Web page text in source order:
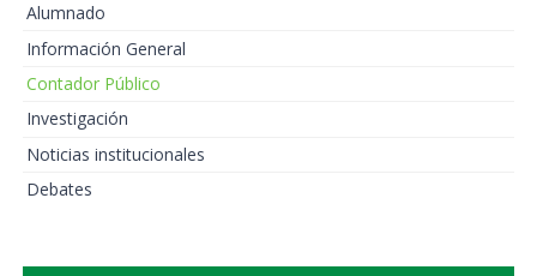
Alumnado
Información General
Contador Público
Investigación
Noticias institucionales
Debates